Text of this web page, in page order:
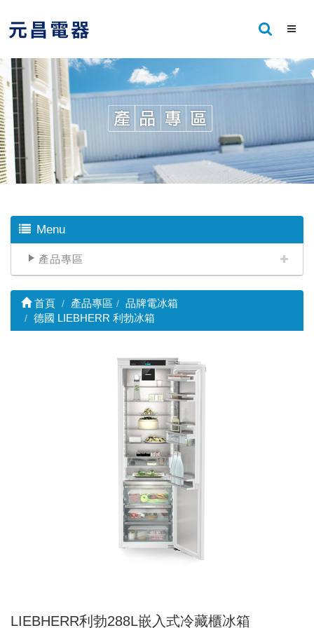
Menu
產品專區
首頁 產品專區
品牌電冰箱
德國 LIEBHERR 利勃冰箱
LIEBHERR利勃288L嵌入式冷藏櫃冰箱